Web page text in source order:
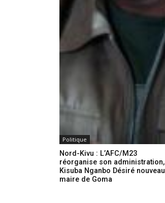
Politique
Nord-Kivu : L’AFC/M23
réorganise son administration,
Kisuba Nganbo Désiré nouveau
maire de Goma